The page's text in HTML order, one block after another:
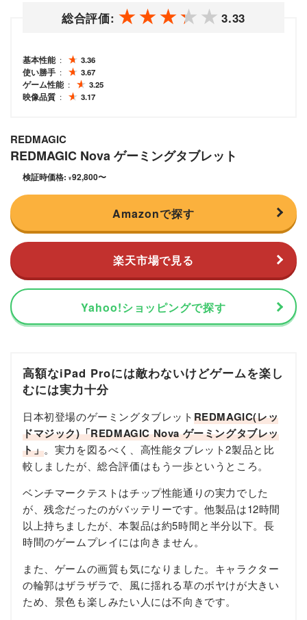
総合評価: 3.33
基本性能
3.36
使い勝手
3.67
ゲーム性能
3.25
映像品質
3.17
REDMAGIC
REDMAGIC Nova ゲーミングタブレット
検証時価格: ¥92,800〜
Amazonで探す
楽天市場で見る
Yahoo!ショッピングで探す
高額なiPad Proには敵わないけどゲームを楽し
むには実力十分
日本初登場のゲーミングタブレットREDMAGIC(レッ
ドマジック)「REDMAGIC Nova ゲーミングタブレッ
ト」。実力を図るべく、高性能タブレット2製品と比
較しましたが、総合評価はもう一歩というところ。
ベンチマークテストはチップ性能通りの実力でした
が、残念だったのがバッテリーです。他製品は12時間
以上持ちましたが、本製品は約5時間と半分以下。長
時間のゲームプレイには向きません。
また、ゲームの画質も気になりました。キャラクター
の輪郭はザラザラで、風に揺れる草のボヤけが大きい
ため、景色も楽しみたい人には不向きです。